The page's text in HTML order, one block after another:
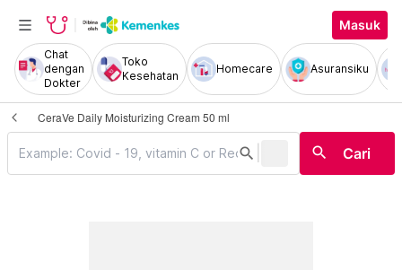
Masuk
Chat
dengan
Dokter
Toko
Kesehatan
Homecare Asuransiku
CeraVe Daily Moisturizing Cream 50 ml
search search Cari